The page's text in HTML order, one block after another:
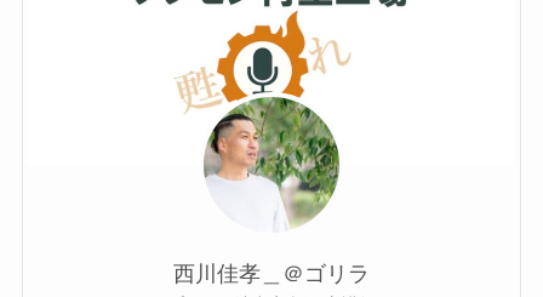
西川佳孝＿＠ゴリラ